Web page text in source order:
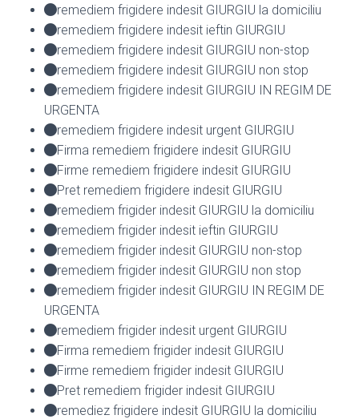
remediem frigidere indesit GIURGIU la domiciliu
remediem frigidere indesit ieftin GIURGIU
remediem frigidere indesit GIURGIU non-stop
remediem frigidere indesit GIURGIU non stop
remediem frigidere indesit GIURGIU IN REGIM DE
URGENTA
remediem frigidere indesit urgent GIURGIU
Firma remediem frigidere indesit GIURGIU
Firme remediem frigidere indesit GIURGIU
Pret remediem frigidere indesit GIURGIU
remediem frigider indesit GIURGIU la domiciliu
remediem frigider indesit ieftin GIURGIU
remediem frigider indesit GIURGIU non-stop
remediem frigider indesit GIURGIU non stop
remediem frigider indesit GIURGIU IN REGIM DE
URGENTA
remediem frigider indesit urgent GIURGIU
Firma remediem frigider indesit GIURGIU
Firme remediem frigider indesit GIURGIU
Pret remediem frigider indesit GIURGIU
remediez frigidere indesit GIURGIU la domiciliu